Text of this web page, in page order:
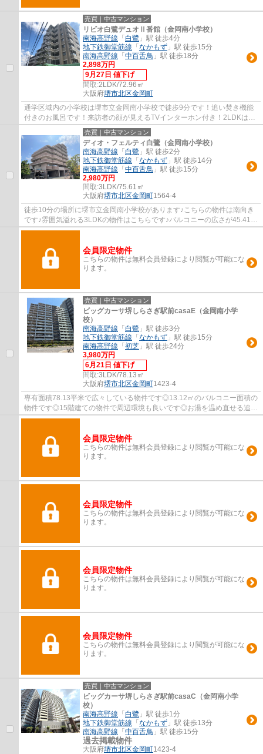
売買｜中古マンション
リビオ白鷺デュオⅡ番館（金岡南小学校）
南海高野線 「 白鷺 」駅 徒歩4分
地下鉄御堂筋線 「 なかもず 」駅 徒歩15分
南海高野線 「 中百舌鳥 」駅 徒歩18分
2,898万円
9月27日 値下げ
間取:2LDK/72.96㎡
大阪府堺市北区金岡町
通学区域内の小学校は堺市立金岡南小学校で徒歩9分です！追い焚き機能
付きのお風呂です！来訪者の顔が見えるTVインターホン付き！2LDKは広
く開放的な雰囲気なので圧迫感を感じさせませ...
売買｜中古マンション
ディオ・フェルティ白鷺（金岡南小学校）
南海高野線 「 白鷺 」駅 徒歩2分
地下鉄御堂筋線 「 なかもず 」駅 徒歩14分
南海高野線 「 中百舌鳥 」駅 徒歩15分
2,980万円
間取:3LDK/75.61㎡
大阪府堺市北区金岡町1564-4
徒歩10分の場所に堺市立金岡南小学校があります♪こちらの物件は南向き
です♪雰囲気溢れる3LDKの物件はこちらです♪バルコニーの広さが45.41㎡
の物件です♪堺市北区にある不動産情報をお求...
会員限定物件
こちらの物件は無料会員登録により閲覧が可能にな
ります。
売買｜中古マンション
ビッグカーサ堺しらさぎ駅前casaE（金岡南小学
校）
南海高野線 「 白鷺 」駅 徒歩3分
地下鉄御堂筋線 「 なかもず 」駅 徒歩15分
南海高野線 「 初芝 」駅 徒歩24分
3,980万円
6月21日 値下げ
間取:3LDK/78.13㎡
大阪府堺市北区金岡町1423-4
専有面積78.13平米で広々している物件です◎13.12㎡のバルコニー面積の
物件です◎15階建ての物件で周辺環境も良いです◎お湯を温め直せる追い
焚き機能付きです◎堺市北区でPiece Homeオス...
会員限定物件
こちらの物件は無料会員登録により閲覧が可能にな
ります。
会員限定物件
こちらの物件は無料会員登録により閲覧が可能にな
ります。
会員限定物件
こちらの物件は無料会員登録により閲覧が可能にな
ります。
会員限定物件
こちらの物件は無料会員登録により閲覧が可能にな
ります。
売買｜中古マンション
ビッグカーサ堺しらさぎ駅前casaC（金岡南小学
校）
南海高野線 「 白鷺 」駅 徒歩1分
地下鉄御堂筋線 「 なかもず 」駅 徒歩13分
南海高野線 「 中百舌鳥 」駅 徒歩15分
過去掲載物件
大阪府堺市北区金岡町1423-4